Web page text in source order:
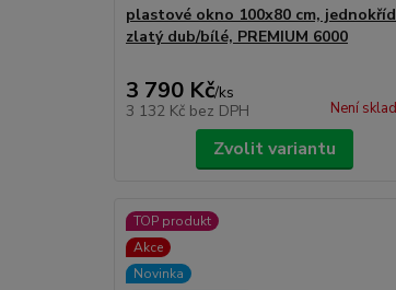
plastové okno 100x80 cm,
zlatý dub/bílé, PREMIUM 6000
3 790 Kč/ks
3 132 Kč bez DPH Není
Zvolit variantu
TOP produkt
Akce
Novinka